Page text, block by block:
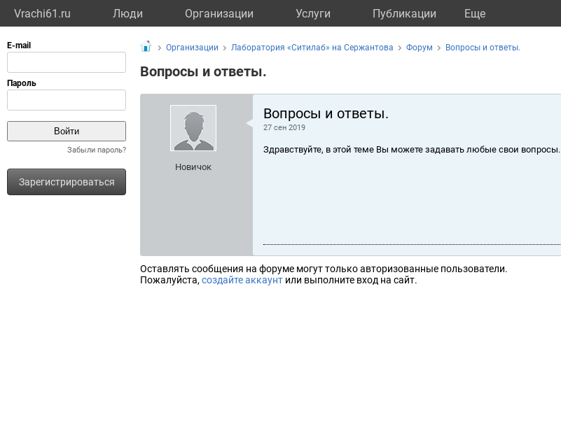
Vrachi61.ru Люди Организации Услуги Публикации Eще
Забыли пароль?
Зарегистрироваться
Организации Лаборатория «Ситилаб» на Сержантова Форум Вопросы и ответы.
Вопросы и ответы.
Новичок
Вопросы и ответы.
27 сен 2019
Здравствуйте, в этой теме Вы можете задавать любые свои вопросы.
Оставлять сообщения на форуме могут только авторизованные пользователи.
Пожалуйста, создайте аккаунт или выполните вход на сайт.